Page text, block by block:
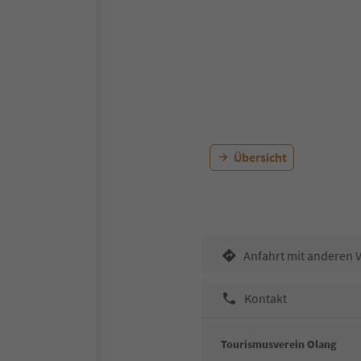
Übersicht
Anfahrt mit anderen
Kontakt
Tourismusverein Olang